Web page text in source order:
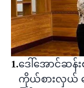
1.ဒေါ်အောင်ဆန်း
ကိုယ်စားလှယ်